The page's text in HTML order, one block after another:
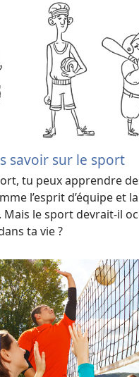
savoir sur le sport
tu peux apprendre
l’esprit d’équipe et la
le sport devrait-​il
ta vie ?